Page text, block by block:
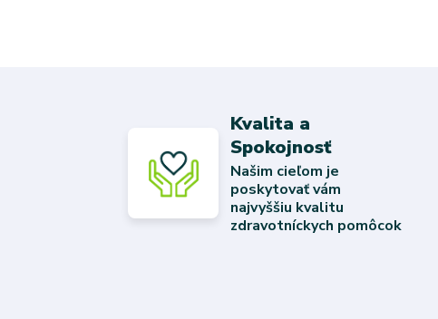
Kvalita a
Spokojnosť
Našim cieľom je
poskytovať vám
najvyššiu kvalitu
zdravotníckych pomôcok